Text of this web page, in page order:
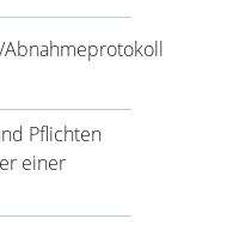
Pflichten
einer